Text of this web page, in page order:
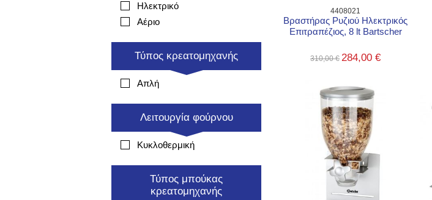
4408021
Βραστήρας Ρυζιού Ηλεκτρικός
Επιτραπέζιος, 8 lt Bartscher
310,00 € 284,00 €
Ηλεκτρικό
Αέριο
Τύπος κρεατομηχανής
Απλή
Λειτουργία φούρνου
Κυκλοθερμική
Τύπος μπούκας
κρεατομηχανής